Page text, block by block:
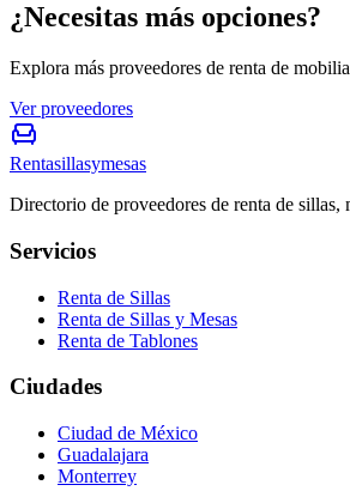
¿Necesitas más opciones?
Explora más proveedores de renta de
Ver proveedores
Rentasillasymesas
Directorio de proveedores de renta de sillas,
Servicios
Renta de Sillas
Renta de Sillas y Mesas
Renta de Tablones
Ciudades
Ciudad de México
Guadalajara
Monterrey